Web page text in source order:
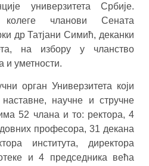
универзитета Србије.
чланови Сената
др Татјани Симић, деканки
на избору у чланство
и уметности.
орган Универзитета који
научне и стручне
52 члана и то: ректора, 4
професора, 31 декана
института, директора
и 4 председника већа